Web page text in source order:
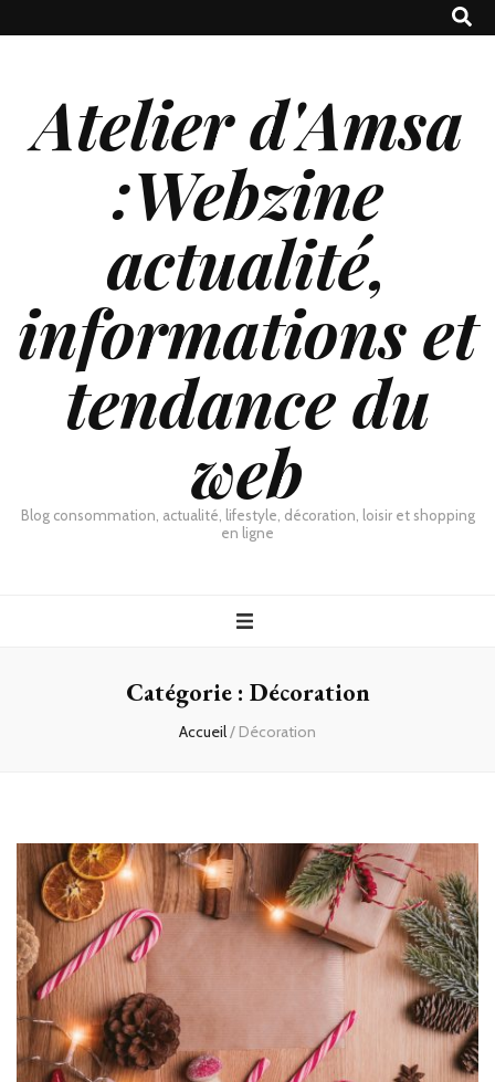
Atelier d'Amsa
:Webzine
actualité,
informations et
tendance du
web
Blog consommation, actualité, lifestyle, décoration, loisir et shopping
en ligne
Catégorie : Décoration
Accueil/ Décoration